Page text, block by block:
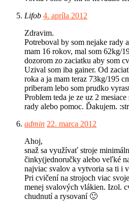
Lifob 4. apríla 2012
Zdravim.
Potreboval by som nejake rady
mam 16 rokov, mal som 62kg/
dozorom zo zaciatku aby som
Uzival som iba gainer. Od
roka a ja mam teraz 73kg/195
priberam lebo som prudko
Problem teda je ze uz 2
rady alebo pomoc. Ďakujem.
admin 22. marca 2012
Ahoj,
snaž sa využívať stroje
činky(jednoručky alebo veľké
najviac svalov a vytvoria sa ti i
Pri cvičení na strojoch viac
menej svalových vlákien. Izol.
chudnutí a rysovaní 🙂